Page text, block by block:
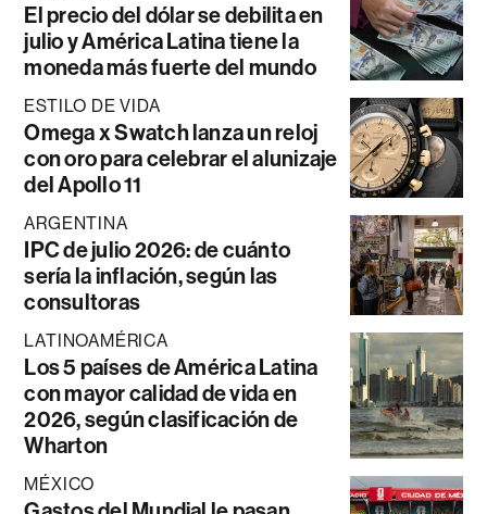
El precio del dólar se debilita en
julio y América Latina tiene la
moneda más fuerte del mundo
ESTILO DE VIDA
Omega x Swatch lanza un reloj
con oro para celebrar el alunizaje
del Apollo 11
ARGENTINA
IPC de julio 2026: de cuánto
sería la inflación, según las
consultoras
LATINOAMÉRICA
Los 5 países de América Latina
con mayor calidad de vida en
2026, según clasificación de
Wharton
MÉXICO